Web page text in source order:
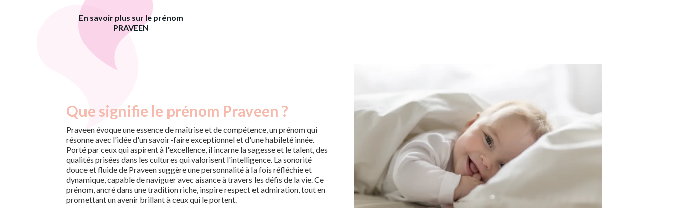
En savoir plus sur le prénom
PRAVEEN
Que signifie le prénom Praveen ?
Praveen évoque une essence de maîtrise et de compétence, un prénom qui
résonne avec l'idée d'un savoir-faire exceptionnel et d'une habileté innée.
Porté par ceux qui aspirent à l'excellence, il incarne la sagesse et le talent, des
qualités prisées dans les cultures qui valorisent l'intelligence. La sonorité
douce et fluide de Praveen suggère une personnalité à la fois réfléchie et
dynamique, capable de naviguer avec aisance à travers les défis de la vie. Ce
prénom, ancré dans une tradition riche, inspire respect et admiration, tout en
promettant un avenir brillant à ceux qui le portent.